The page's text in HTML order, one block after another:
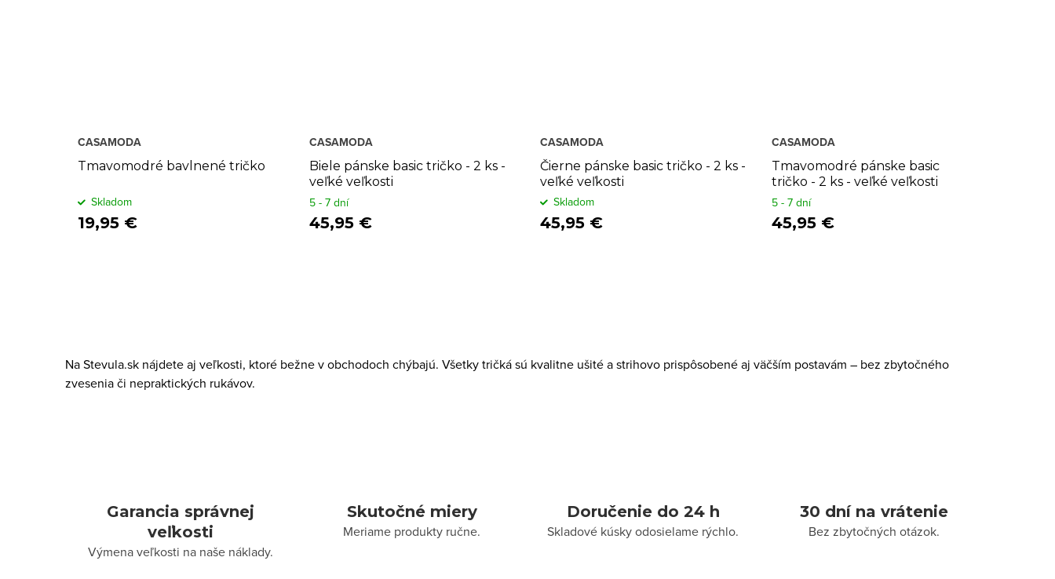
Tmavomodré bavlnené tričko
CASAMODA
19,95 €
Skladom
Biele pánske basic tričko - 2 ks -
veľké veľkosti
CASAMODA
45,95 €
5 - 7 dní
Čierne pánske basic tričko - 2 ks -
veľké veľkosti
CASAMODA
45,95 €
Skladom
Tmavomodré pánske basic
tričko - 2 ks - veľké veľkosti
CASAMODA
45,95 €
5 - 7 dní
v
l
Na Stevula.sk nájdete aj veľkosti, ktoré bežne v obchodoch chýbajú. Všetky tričká sú kvalitne ušité a strihovo prispôsobené aj väčším postavám – bez zbytočného
zvesenia či nepraktických rukávov.
Garancia správnej
veľkosti
Výmena veľkosti na naše náklady.
Skutočné miery
Meriame produkty ručne.
Doručenie do 24 h
Skladové kúsky odosielame rýchlo.
30 dní na vrátenie
Bez zbytočných otázok.